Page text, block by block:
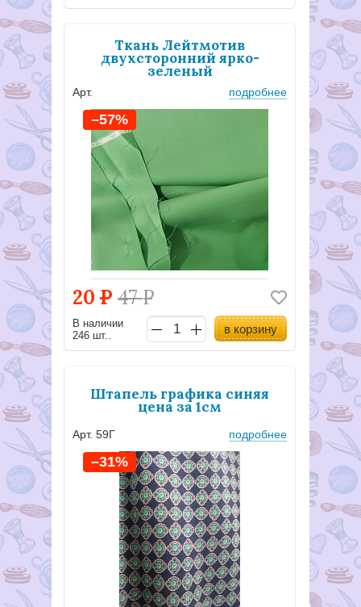
Ткань Лейтмотив
двухсторонний ярко-
зеленый
Арт. подробнее
20 Р 47Р
–57%
В наличии
246 шт..
в корзину
Штапель графика синяя
цена за 1см
Арт. 59Г подробнее
–31%